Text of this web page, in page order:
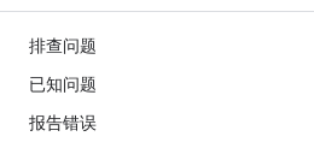
排查问题
已知问题
报告错误